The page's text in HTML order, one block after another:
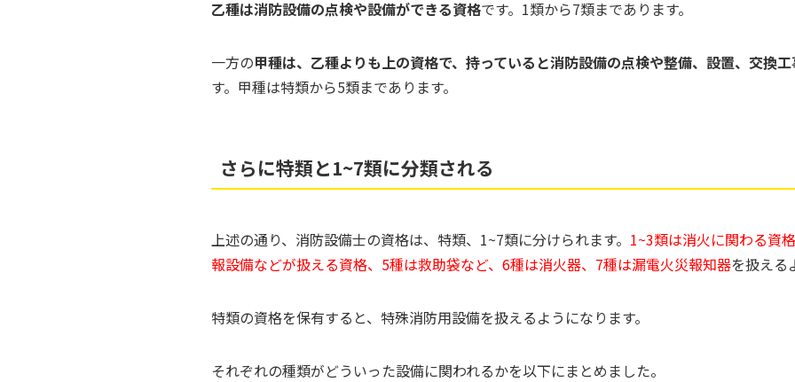
乙種は消防設備の点検や設備ができる資格です。1類から7類まであります。
一方の甲種は、乙種よりも上の資格で、持っていると消防設備の点検や整備、設置、交換
す。甲種は特類から5類まであります。
さらに特類と1~7類に分類される
上述の通り、消防設備士の資格は、特類、1~7類に分けられます。 1~3類は消火に関わる資
報設備などが扱える資格、5種は救助袋など、6種は消火器、7種は漏電火災報知器を扱える
特類の資格を保有すると、特殊消防用設備を扱えるようになります。
それぞれの種類がどういった設備に関われるかを以下にまとめました。